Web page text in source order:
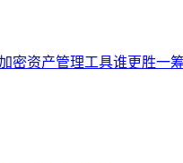
密资产管理工具谁更胜一筹